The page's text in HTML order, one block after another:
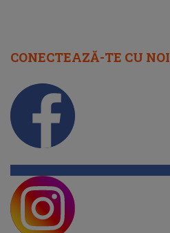
CONECTEAZĂ-TE CU NOI